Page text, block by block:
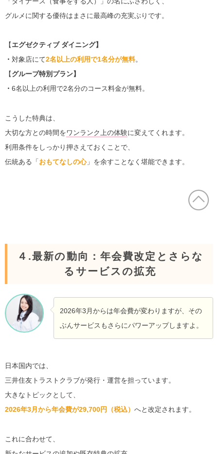
グルメに関する優待はまさに最高峰の充実ぶりです。
【エグゼクティブ ダイニング】
・ 対象店にて2名以上の利用で1名分が無料。
【グループ特別プラン】
・ 6名以上の利用で2名分のコース料金が無料。
こうした特典は、
大切な方との時間をワンランク上の体験に変えてくれます。
利用条件をしっかり押さえておくことで、
伝統ある「おもてなしの心」を余すことなく堪能できます。
４.最新の動向：年会費改定とさらな
るサービスの拡充
2026年3月からは年会費が変わりますが、その
ぶんサービスもさらにパワーアップしますよ。
日本国内では、
三井住友トラストクラブが発行・運営を担っています。
大きなトピックとして、
2026年3月から年会費が29,700円（税込） へと改定されます。
これに合わせて、